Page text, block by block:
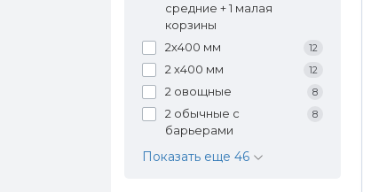
средние + 1 малая
корзины
2х400 мм 12
2 х400 мм 12
2 овощные 8
2 обычные с
барьерами
8
Показать еще 46